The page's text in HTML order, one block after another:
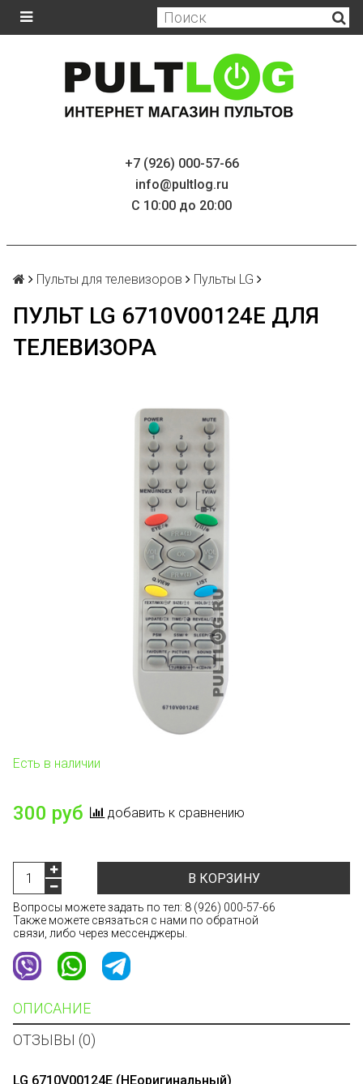
+7 (926) 000-57-66
info@pultlog.ru
С 10:00 до 20:00
Пульты для телевизоров Пульты LG
ПУЛЬТ LG 6710V00124E ДЛЯ
ТЕЛЕВИЗОРА
Есть в наличии
300 руб добавить к сравнению
В КОРЗИНУ
Вопросы можете задать по тел: 8 (926) 000-57-66
Также можете связаться с нами по обратной
связи, либо через мессенджеры.
ОПИСАНИЕ
ОТЗЫВЫ (0)
LG 6710V00124E (НЕоригинальный)